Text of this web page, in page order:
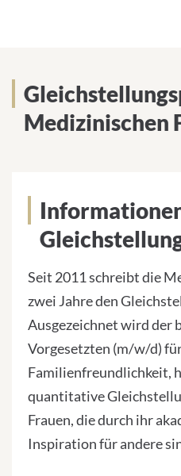
Medizinischen
Seit 2011 schreibt die
zwei Jahre den
Ausgezeichnet wird der
Vorgesetzten (m/w/d)
Familienfreundlichkeit,
quantitative
Frauen, die durch ihr
Inspiration für andere